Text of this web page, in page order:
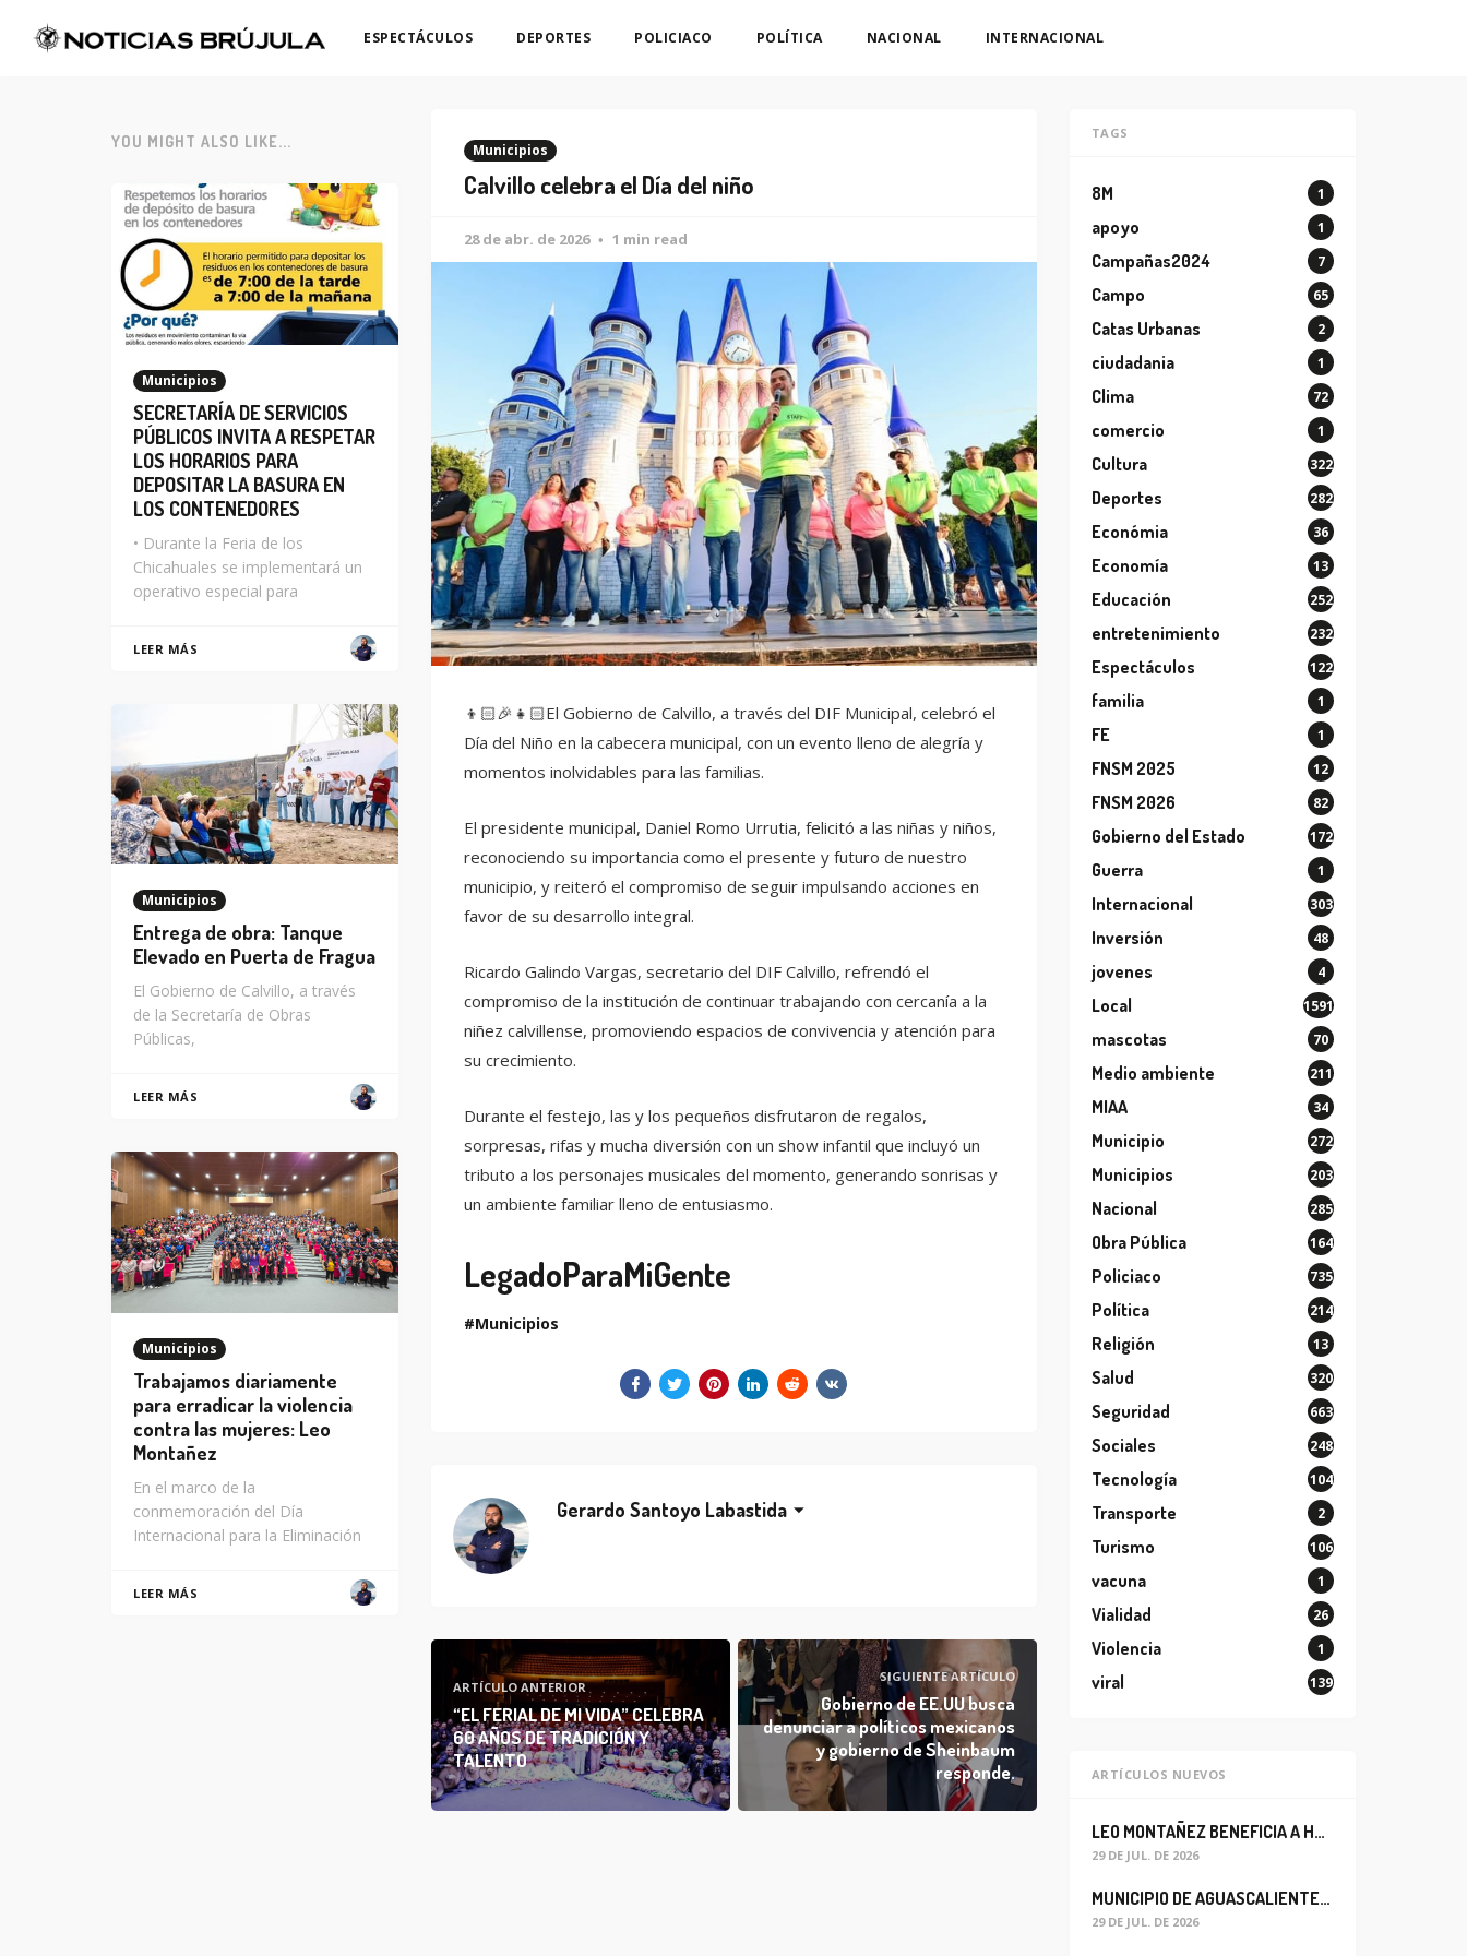
ESPECTÁCULOS DEPORTES POLICIACO POLÍTICA NACIONAL INTERNACIONAL
Municipios
Calvillo celebra el Día del niño
28 de abr. de 2026 1 min read
👦🏻🎉👧🏻El Gobierno de Calvillo, a través del DIF Municipal, celebró el
Día del Niño en la cabecera municipal, con un evento lleno de alegría y
momentos inolvidables para las familias.
El presidente municipal, Daniel Romo Urrutia, felicitó a las niñas y niños,
reconociendo su importancia como el presente y futuro de nuestro
municipio, y reiteró el compromiso de seguir impulsando acciones en
favor de su desarrollo integral.
Ricardo Galindo Vargas, secretario del DIF Calvillo, refrendó el
compromiso de la institución de continuar trabajando con cercanía a la
niñez calvillense, promoviendo espacios de convivencia y atención para
su crecimiento.
Durante el festejo, las y los pequeños disfrutaron de regalos,
sorpresas, rifas y mucha diversión con un show infantil que incluyó un
tributo a los personajes musicales del momento, generando sonrisas y
un ambiente familiar lleno de entusiasmo.
LegadoParaMiGente
Municipios
Gerardo Santoyo Labastida
ARTÍCULO ANTERIOR
“EL FERIAL DE MI VIDA” CELEBRA
60 AÑOS DE TRADICIÓN Y
TALENTO
SIGUIENTE ARTÍCULO
Gobierno de EE.UU busca
denunciar a políticos mexicanos
y gobierno de Sheinbaum
responde.
YOU MIGHT ALSO LIKE...
Municipios
SECRETARÍA DE SERVICIOS
PÚBLICOS INVITA A RESPETAR
LOS HORARIOS PARA
DEPOSITAR LA BASURA EN
LOS CONTENEDORES
• Durante la Feria de los
Chicahuales se implementará un
operativo especial para
LEER MÁS
Municipios
Entrega de obra: Tanque
Elevado en Puerta de Fragua
El Gobierno de Calvillo, a través
de la Secretaría de Obras
Públicas,
LEER MÁS
Municipios
Trabajamos diariamente
para erradicar la violencia
contra las mujeres: Leo
Montañez
En el marco de la
conmemoración del Día
Internacional para la Eliminación
LEER MÁS
TAGS
8M 1
apoyo 1
Campañas2024 7
Campo 65
Catas Urbanas 2
ciudadania 1
Clima 72
comercio 1
Cultura 322
Deportes 282
Económia 36
Economía 13
Educación 252
entretenimiento 232
Espectáculos 122
familia 1
FE 1
FNSM 2025 12
FNSM 2026 82
Gobierno del Estado 172
Guerra 1
Internacional 303
Inversión 48
jovenes 4
Local 1591
mascotas 70
Medio ambiente 211
MIAA 34
Municipio 272
Municipios 203
Nacional 285
Obra Pública 164
Policiaco 735
Política 214
Religión 13
Salud 320
Seguridad 663
Sociales 248
Tecnología 104
Transporte 2
Turismo 106
vacuna 1
Vialidad 26
Violencia 1
viral 139
ARTÍCULOS NUEVOS
LEO MONTAÑEZ BENEFICIA A HABITANTES DEL BARRIO DE LA SALUD CON MEJORA DEL ALCANTARILLADO SANITARIO
29 DE JUL. DE 2026
MUNICIPIO DE AGUASCALIENTES REABRE CIRCULACIÓN VEHICULAR EN LA CALLE JOSEFA ORTIZ DE DOMÍNGUEZ
29 DE JUL. DE 2026